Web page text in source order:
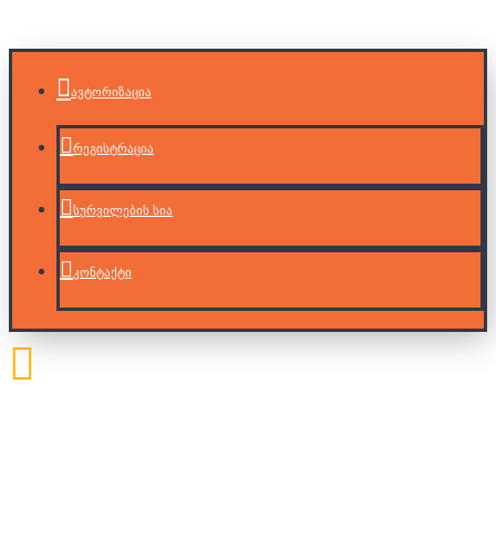
ავტორიზაცია
რეგისტრაცია
სურვილების სია
კონტაქტი